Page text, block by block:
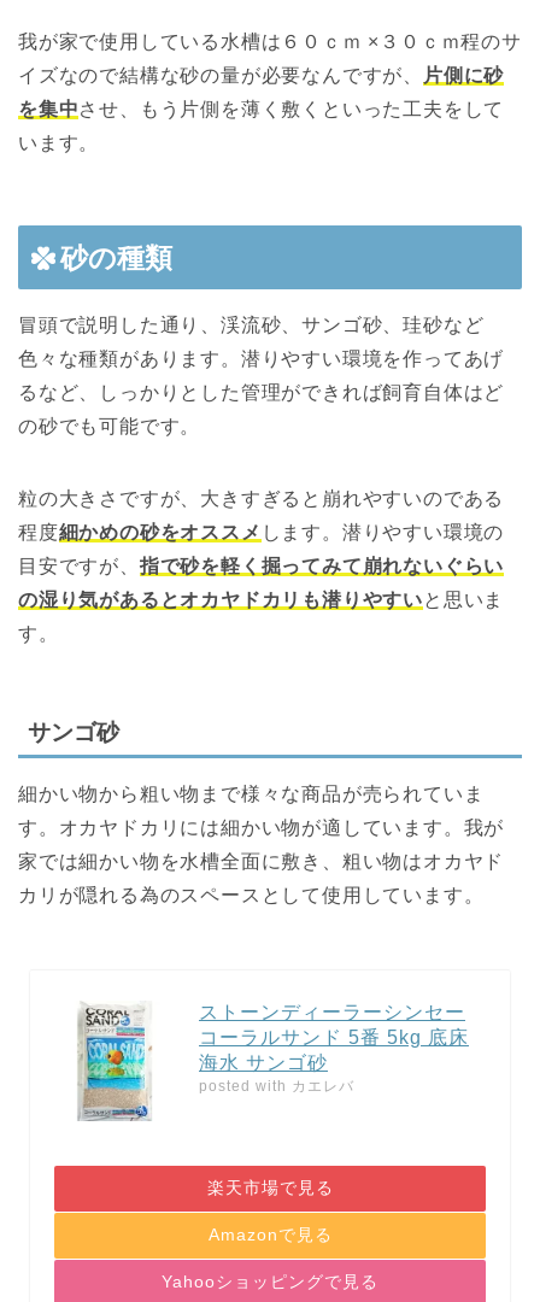
我が家で使用している水槽は６０ｃｍ ×３０ｃｍ程のサ
イズなので結構な砂の量が必要なんですが、
片側に砂
を集中させ、もう片側を薄く敷くといった工夫をして
います。
砂の種類
冒頭で説明した通り、渓流砂、サンゴ砂、珪砂など
色々な種類があります。潜りやすい環境を作ってあげ
るなど、しっかりとした管理ができれば飼育自体はど
の砂でも可能です。
粒の大きさですが、大きすぎると崩れやすいのである
程度細かめの砂をオススメ します。潜りやすい環境の
目安ですが、 指で砂を軽く掘ってみて崩れないぐらい
の湿り気があるとオカヤドカリも潜りやすいと思いま
す。
サンゴ砂
細かい物から粗い物まで様々な商品が売られていま
す。オカヤドカリには細かい物が適しています。我が
家では細かい物を水槽全面に敷き、粗い物はオカヤド
カリが隠れる為のスペースとして使用しています。
ストーンディーラーシンセー
コーラルサンド 5番 5kg 底床
海水 サンゴ砂
posted with カエレバ
楽天市場で見る
Amazonで見る
Yahooショッピングで見る